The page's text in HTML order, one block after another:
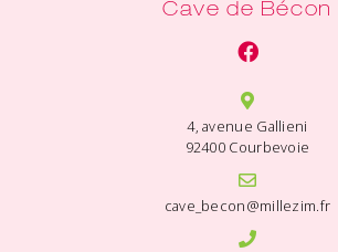
Cave de Bécon
4, avenue Gallieni
92400 Courbevoie
cave_becon@millezim.fr